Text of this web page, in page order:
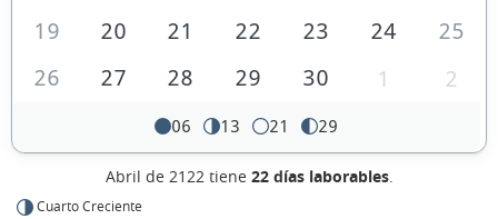
19
20 21 22 23 24
25
26
27 28 29 30 1 2
06 13 21 29
Abril de 2122 tiene 22 días laborables.
Cuarto Creciente